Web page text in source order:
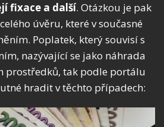
fixace a další. Otázkou je pak
úvěru, které v současné
Poplatek, který souvisí s
nazývající se jako náhrada
prostředků, tak podle portálu
hradit v těchto případech: